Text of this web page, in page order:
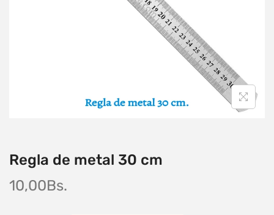
Regla de metal 30 cm
10,00Bs.